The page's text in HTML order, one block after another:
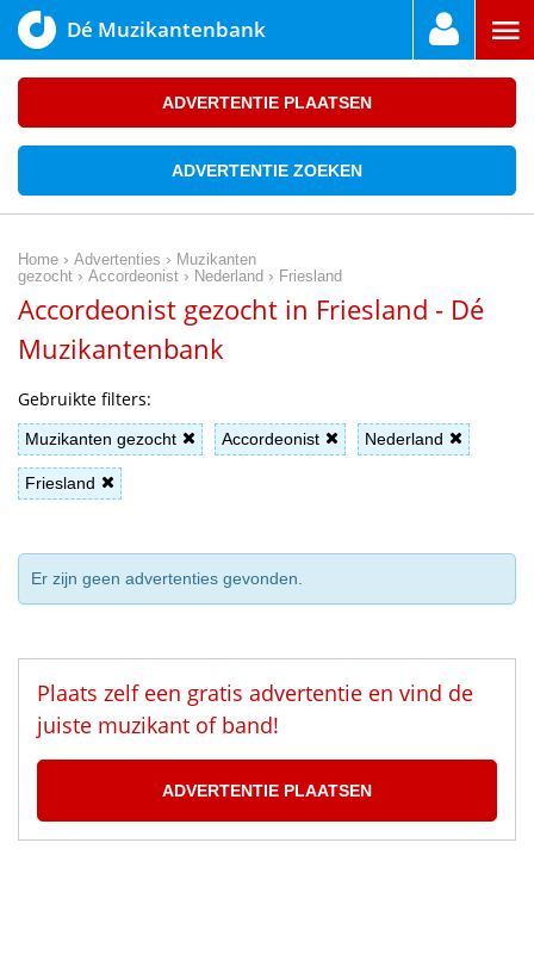
Dé Muzikantenbank
ADVERTENTIE PLAATSEN
ADVERTENTIE ZOEKEN
Home › Advertenties › Muzikanten
gezocht › Accordeonist › Nederland › Friesland
Accordeonist gezocht in Friesland - Dé
Muzikantenbank
Gebruikte filters:
Muzikanten gezocht Accordeonist Nederland
Friesland
Er zijn geen advertenties gevonden.
Plaats zelf een gratis advertentie en vind de
juiste muzikant of band!
ADVERTENTIE PLAATSEN